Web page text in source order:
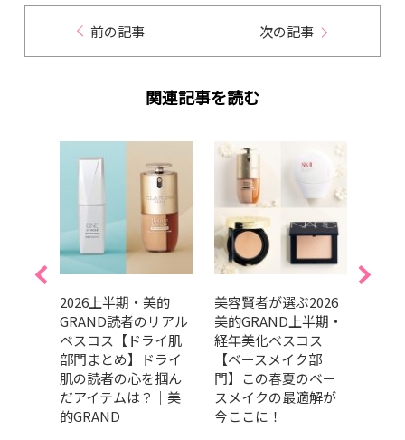
前の記事 次の記事
関連記事を読む
2026上半期・美的
GRAND読者のリアル
ベスコス【ドライ肌
部門まとめ】ドライ
肌の読者の心を掴ん
だアイテムは？｜美
的GRAND
美容賢者が選ぶ2026
美的GRAND上半期・
経年美化ベスコス
【ベースメイク部
門】この春夏のベー
スメイクの最適解が
今ここに！